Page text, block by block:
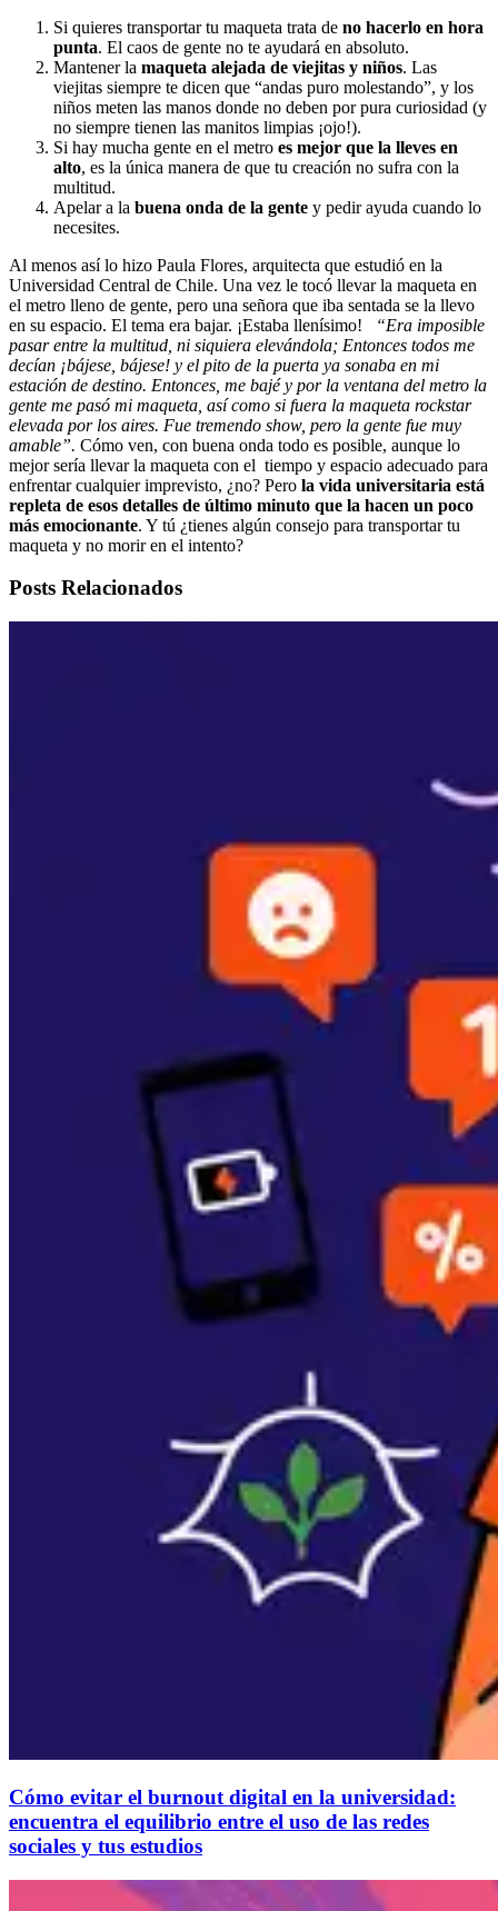
Si quieres transportar tu maqueta trata de no hacerlo en hora
punta. El caos de gente no te ayudará en absoluto.
Mantener la maqueta alejada de viejitas y niños. Las
viejitas siempre te dicen que “andas puro molestando”, y los
niños meten las manos donde no deben por pura curiosidad (y
no siempre tienen las manitos limpias ¡ojo!).
Si hay mucha gente en el metro es mejor que la lleves en
alto, es la única manera de que tu creación no sufra con la
multitud.
Apelar a la buena onda de la gente y pedir ayuda cuando lo
necesites.
Al menos así lo hizo Paula Flores, arquitecta que estudió en la
Universidad Central de Chile. Una vez le tocó llevar la maqueta en
el metro lleno de gente, pero una señora que iba sentada se la llevo
en su espacio. El tema era bajar. ¡Estaba llenísimo!
“Era imposible
pasar entre la multitud, ni siquiera elevándola; Entonces todos me
decían ¡bájese, bájese! y el pito de la puerta ya sonaba en mi
estación de destino. Entonces, me bajé y por la ventana del metro la
gente me pasó mi maqueta, así como si fuera la maqueta rockstar
elevada por los aires. Fue tremendo show, pero la gente fue muy
amable”. Cómo ven, con buena onda todo es posible, aunque lo
mejor sería llevar la maqueta con el tiempo y espacio adecuado para
enfrentar cualquier imprevisto, ¿no? Pero la vida universitaria está
repleta de esos detalles de último minuto que la hacen un poco
más emocionante. Y tú ¿tienes algún consejo para transportar tu
maqueta y no morir en el intento?
Posts Relacionados
Cómo evitar el burnout digital en la universidad:
encuentra el equilibrio entre el uso de las redes
sociales y tus estudios